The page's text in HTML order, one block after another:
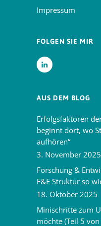
Impressum
FOLGEN SIE MIR
AUS DEM BLOG
Erfolgsfaktoren
beginnt dort, wo
aufhören“
3. November 2025
Forschung &
F&E Struktur so
18. Oktober 2025
Minischritte zum
möchte (Teil 5 von